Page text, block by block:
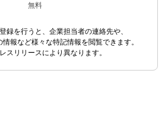
無料
録を行うと、企業担当者の連絡先や、
報など様々な特記情報を閲覧できます。
スリリースにより異なります。